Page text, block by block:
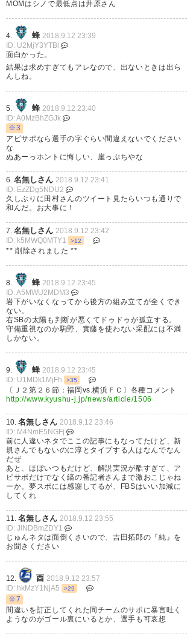
— 決闘王Ｆ.Ｋ (duelkingfk)
2018, 9月 12
に悪すぎ。 最後の方のカウンタ
ー、北爪がいれば…というシー
ンはあったが、 なにより最後の
レドミのシュートが勿体無い…
だが、負けない、連敗しないの
は良い 次だ‼️ ＃yokohamafc
— アクセス@柱島泊地👉ブイン
基地 (axesse0323)
試合終了、福岡0-0横浜。 最初
から最後までピリピリした試合
だった。もうこういう時期なの
だな。 #yokohamafc
— kmochi (kmochi)2018, 9月
12
最後幾度とチャンスになりかけ
るも得点機会まで行かず…福岡
対横浜FCはスコアレスでFT。 う
ーん消化不良… #avispa
#yokohamafc
https://t.co/Qrabxysuek
— bear-goro (hilo2010)
9月 12
MOMはシノで最低点は井原さん
4. 蜂 2018.9.12 23:39
ID: U2MjY3YTBl
面白かった。
結果は求めすぎてもアレなので、出ないときは出ら
んしね。
5. 蜂 2018.9.12 23:40
ID: A0MzBhZGJk
※3
アビサポなら選手の字ぐらい間違えないでください
な
ぬあーっホントに悔しい、崖っぷちやな
6. 名無しさん 2018.9.12 23:41
ID: EzZDg5NDU2
久しぶりに田村さんのツイート見たらいつも通りで
和んだ。お大事に！
7. 名無しさん 2018.9.12 23:42
ID: k5MWQ0MTY1
>12
** 削除されました **
8. 蜂 2018.9.12 23:45
ID: A5MWU2MDM3
岩下がいなくなってから後方の組み立てが全くでき
ない。
右SBの太陽も判断が悪くてドゥドゥが孤立する。
守備重視なのか駒野、實藤を使わない采配には不満
しかない。
9. 蜂 2018.9.12 23:45
ID: U1MDk1MjFh
>35
〔Ｊ２第２６節：福岡vs.横浜ＦＣ〕各種コメント
http://www.kyushu-j.jp/news/article/1506
10. 名無しさん 2018.9.12 23:46
ID: M4NmE5NGFj
前に人違いネタでここの記事にもなってたけど、新
規さんでもないのに淳とタイプする人はなんでなん
だぜ
あと、ほぼいつもだけど、解説実況が酷すぎて、ア
ビサポだけでなく縞の番記者さんまで激おこじゃね
ーか。夢スポには感謝してるが、FBSはいい加減に
してくれ
11. 名無しさん 2018.9.12 23:55
ID: JlNDBmZDY1
じゅんネタは面倒くさいので、吉田拓郎の『純』を
お聞きください
12. 酉 2018.9.12 23:57
ID: hkMzY1NjA5
>29
※7
間違いを訂正してくれた同チームのサポに暴言吐く
ようなのがゴール裏にいるとか、選手も可哀想